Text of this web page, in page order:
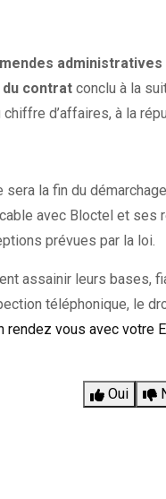
administratives
contrat conclu à la
d’affaires, à la
la fin du
avec Bloctel et ses
prévues par la loi.
assainir leurs bases,
téléphonique, le
rendez vous avec votre
Oui